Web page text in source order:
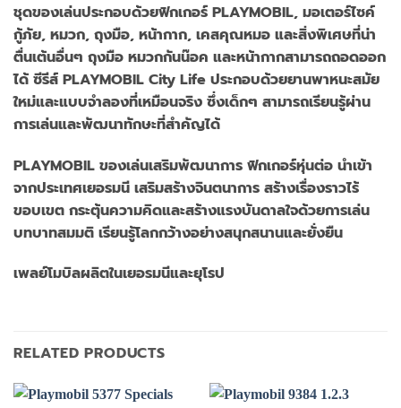
ชุดของเล่นประกอบด้วยฟิกเกอร์ PLAYMOBIL, มอเตอร์ไซค์
กู้ภัย, หมวก, ถุงมือ, หน้ากาก, เคสคุณหมอ และสิ่งพิเศษที่น่า
ตื่นเต้นอื่นๆ ถุงมือ หมวกกันน๊อค และหน้ากากสามารถถอดออก
ได้ ซีรีส์ PLAYMOBIL City Life ประกอบด้วยยานพาหนะสมัย
ใหม่และแบบจำลองที่เหมือนจริง ซึ่งเด็กๆ สามารถเรียนรู้ผ่าน
การเล่นและพัฒนาทักษะที่สำคัญได้
PLAYMOBIL ของเล่นเสริมพัฒนาการ ฟิกเกอร์หุ่นต่อ นำเข้า
จากประเทศเยอรมนี เสริมสร้างจินตนาการ สร้างเรื่องราวไร้
ขอบเขต กระตุ้นความคิดและสร้างแรงบันดาลใจด้วยการเล่น
บทบาทสมมติ เรียนรู้โลกกว้างอย่างสนุกสนานและยั่งยืน
เพลย์โมบิลผลิตในเยอรมนีและยุโรป
RELATED PRODUCTS